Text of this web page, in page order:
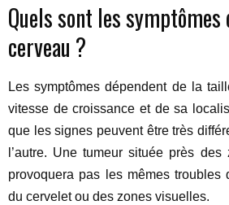
Quels sont les symptômes
cerveau ?
Les symptômes dépendent de la
vitesse de croissance et de sa
que les signes peuvent être très
l’autre. Une tumeur située près
provoquera pas les mêmes troubles
du cervelet ou des zones visuelles.